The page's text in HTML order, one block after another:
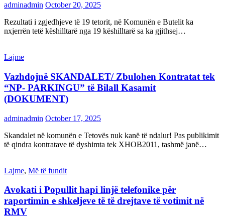
adminadmin October 20, 2025
Rezultati i zgjedhjeve të 19 tetorit, në Komunën e Butelit ka
nxjerrën tetë këshilltarë nga 19 këshilltarë sa ka gjithsej…
Lajme
Vazhdojnë SKANDALET/ Zbulohen Kontratat tek
“NP- PARKINGU” të Bilall Kasamit
(DOKUMENT)
adminadmin October 17, 2025
Skandalet në komunën e Tetovës nuk kanë të ndalur! Pas publikimit
të qindra kontratave të dyshimta tek XHOB2011, tashmë janë…
Lajme, Më të fundit
Avokati i Popullit hapi linjë telefonike për
raportimin e shkeljeve të të drejtave të votimit në
RMV